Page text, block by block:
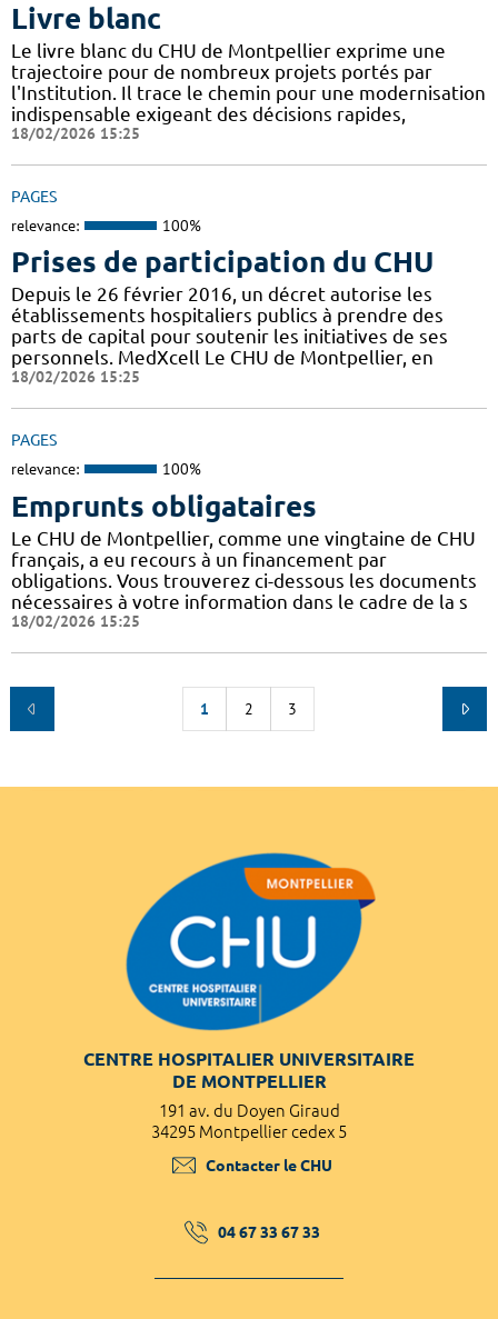
Livre blanc
Le livre blanc du CHU de Montpellier exprime une
trajectoire pour de nombreux projets portés par
l'Institution. Il trace le chemin pour une modernisation
indispensable exigeant des décisions rapides,
18/02/2026 15:25
PAGES
relevance: 100%
Prises de participation du CHU
Depuis le 26 février 2016, un décret autorise les
établissements hospitaliers publics à prendre des
parts de capital pour soutenir les initiatives de ses
personnels. MedXcell Le CHU de Montpellier, en
18/02/2026 15:25
PAGES
relevance: 100%
Emprunts obligataires
Le CHU de Montpellier, comme une vingtaine de CHU
français, a eu recours à un financement par
obligations. Vous trouverez ci-dessous les documents
nécessaires à votre information dans le cadre de la s
18/02/2026 15:25
1 2 3
CENTRE HOSPITALIER UNIVERSITAIRE
DE MONTPELLIER
191 av. du Doyen Giraud
34295 Montpellier cedex 5
Contacter le CHU
04 67 33 67 33